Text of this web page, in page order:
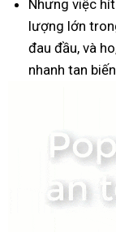
Nhưng việc
lượng lớn
đau đầu, và
nhanh tan